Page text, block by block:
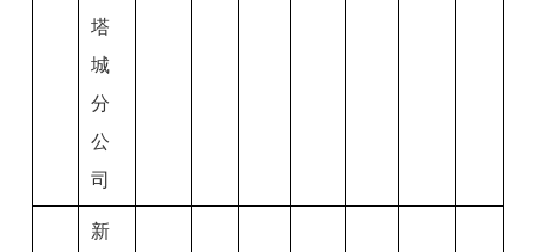
塔
城
分
公
司
新